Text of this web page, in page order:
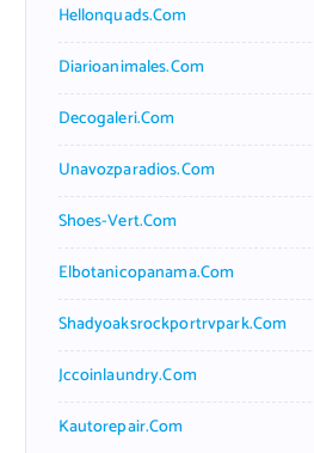
Hellonquads.com
Diarioanimales.com
Decogaleri.com
Unavozparadios.com
Shoes-Vert.com
Elbotanicopanama.com
Shadyoaksrockportrvpark.com
Jccoinlaundry.com
Kautorepair.com